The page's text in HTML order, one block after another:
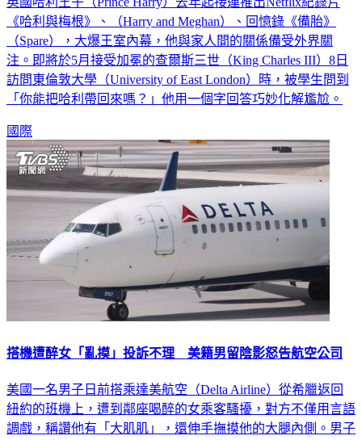
《哈利與梅根》、（Harry and Meghan）、回憶錄《備胎》
（Spare），大爆王室內幕，他與家人間的關係備受外界關
注。即將於5月接受加冕的查爾斯三世（King Charles III）8日
訪問東倫敦大學（University of East London）時，被學生問到
「你能把哈利帶回來嗎？」他用一個字回答巧妙化解尷尬。
國際
搭機遭醉女「亂摸」投訴不理 美籍男留陰影怒告航空公司
美國一名男子日前搭乘達美航空（Delta Airline）從希臘返回
紐約的班機上，遭到鄰座喝醉的女乘客騷擾，對方不僅用言語
調戲，稱讚他有「大肌肌」，還伸手撫摸他的大腿內側。男子